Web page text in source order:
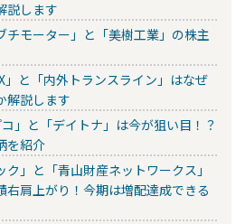
説します
チモーター」と「美樹工業」の株主
」と「内外トランスライン」はなぜ
解説します
」と「デイトナ」は今が狙い目！？
を紹介
ク」と「青山財産ネットワークス」
右肩上がり！今期は増配達成できる